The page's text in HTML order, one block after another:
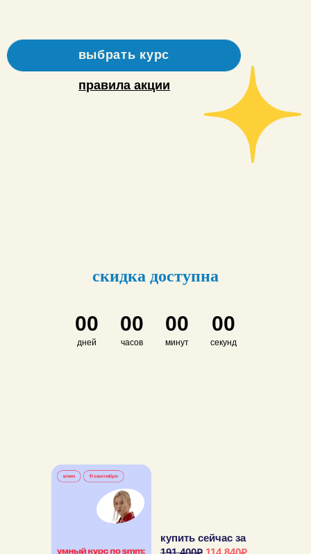
скидка доступна
00
дней
00
часов
00
минут
00
секунд
купить сейчас за